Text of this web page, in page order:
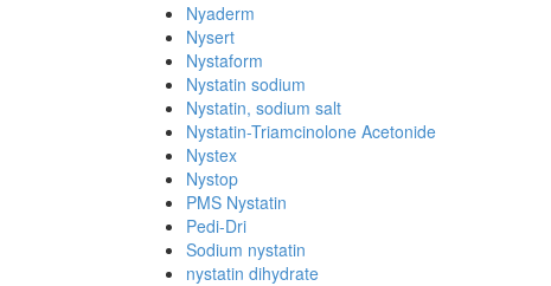
Nyaderm
Nysert
Nystaform
Nystatin sodium
Nystatin, sodium salt
Nystatin-Triamcinolone Acetonide
Nystex
Nystop
PMS Nystatin
Pedi-Dri
Sodium nystatin
nystatin dihydrate